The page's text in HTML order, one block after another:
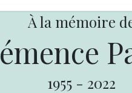
À la mémoire
1955 - 2022